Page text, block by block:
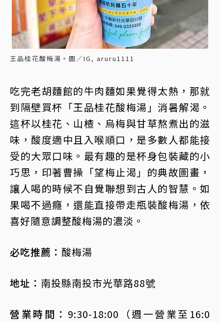
王品桂花酸梅湯。圖／IG, aruru1111
吃完老胡麵館的牛肉麵如果覺得太熱，那就
到隔壁買杯「王品桂花酸梅湯」消暑解渴。
這杯以桂花、山楂、烏梅與甘草熬煮出的滋
味，酸度適中且入喉順口，是多數人都能接
受的大眾口味。最有趣的是杯身包裝藏的小
巧思，印著曹操「望梅止渴」的典故圖畫，
讓人喝的時候不自覺聯想到古人的智慧。如
果喝不過癮，還能直接帶走瓶裝酸梅湯，依
喜好隨意調整酸梅湯的濃淡。
必吃推薦： 酸梅湯
地址： 南投縣南投市光華路88號
營業時間： 9:30-18:00（週一營業至16:0